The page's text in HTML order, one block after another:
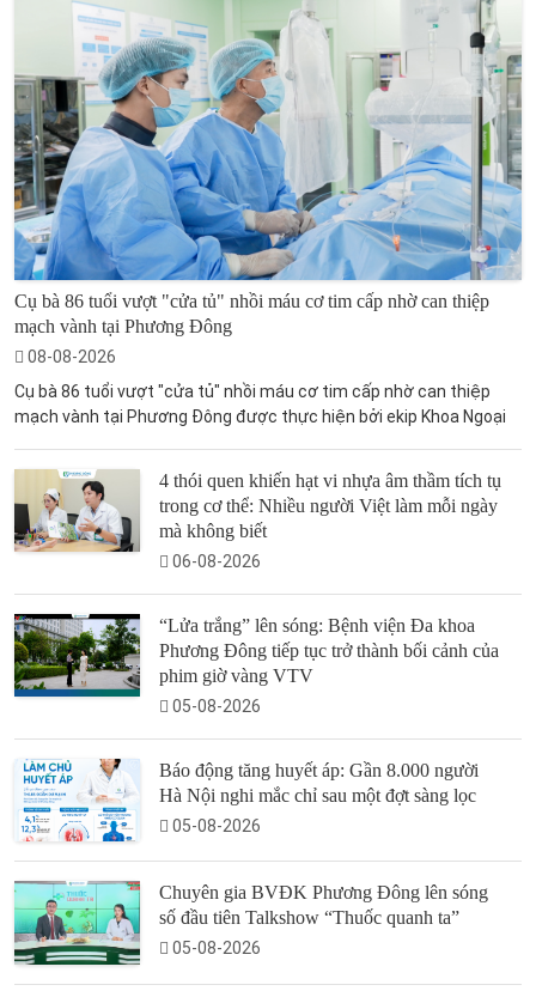
Cụ bà 86 tuổi vượt "cửa tủ" nhồi máu cơ tim cấp nhờ can thiệp
mạch vành tại Phương Đông
08-08-2026
Cụ bà 86 tuổi vượt "cửa tủ" nhồi máu cơ tim cấp nhờ can thiệp
mạch vành tại Phương Đông được thực hiện bởi ekip Khoa Ngoại
4 thói quen khiến hạt vi nhựa âm thầm tích tụ
trong cơ thể: Nhiều người Việt làm mỗi ngày
mà không biết
06-08-2026
“Lửa trắng” lên sóng: Bệnh viện Đa khoa
Phương Đông tiếp tục trở thành bối cảnh của
phim giờ vàng VTV
05-08-2026
Báo động tăng huyết áp: Gần 8.000 người
Hà Nội nghi mắc chỉ sau một đợt sàng lọc
05-08-2026
Chuyên gia BVĐK Phương Đông lên sóng
số đầu tiên Talkshow “Thuốc quanh ta”
05-08-2026